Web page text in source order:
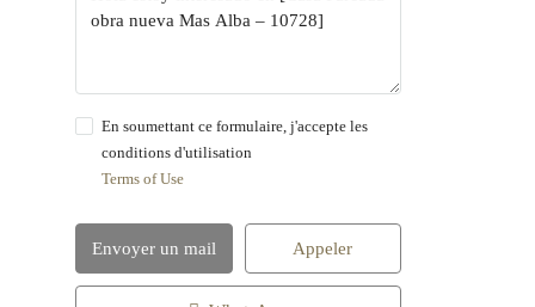
En soumettant ce formulaire, j'accepte les
conditions d'utilisation
Terms of Use
Envoyer un mail Appeler